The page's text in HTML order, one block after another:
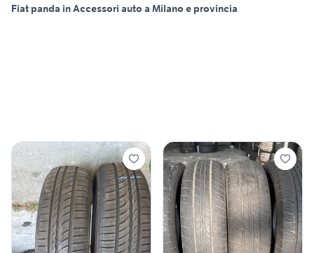
Fiat panda in Accessori auto a Milano e provincia